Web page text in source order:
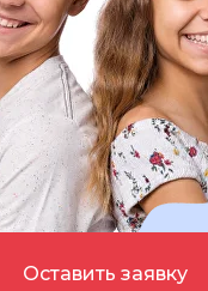
Оставить заявку